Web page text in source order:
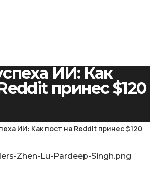
ИИ: Как
принес $120
ИИ: Как пост на Reddit принес $120